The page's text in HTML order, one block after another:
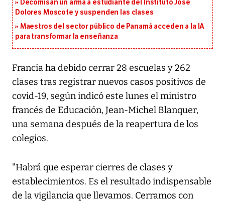
Decomisan un arma a estudiante del Instituto José
Dolores Moscote y suspenden las clases
Maestros del sector público de Panamá acceden a la IA
para transformar la enseñanza
Francia ha debido cerrar 28 escuelas y 262
clases tras registrar nuevos casos positivos de
covid-19, según indicó este lunes el ministro
francés de Educación, Jean-Michel Blanquer,
una semana después de la reapertura de los
colegios.
"Habrá que esperar cierres de clases y
establecimientos. Es el resultado indispensable
de la vigilancia que llevamos. Cerramos con